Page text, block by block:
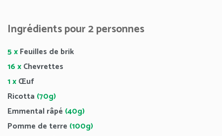
Ingrédients pour 2 personnes
5 xFeuilles de brik
16 xChevrettes
1 xŒuf
Ricotta (70g)
Emmental râpé (40g)
Pomme de terre (100g)